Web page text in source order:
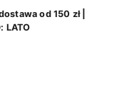
od 150 zł |
LATO